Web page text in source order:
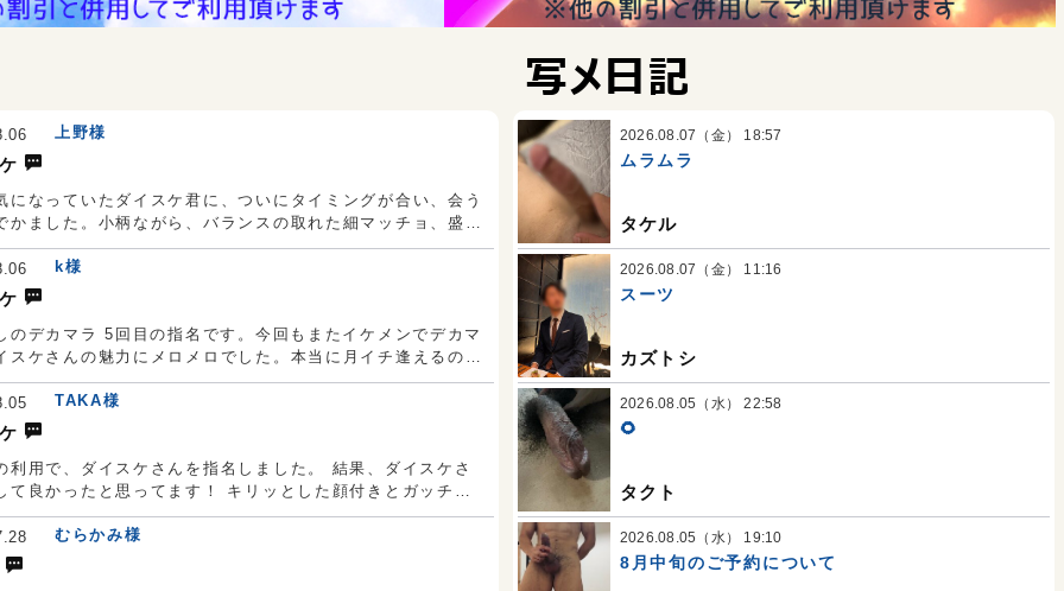
上野様
になっていたダイスケ君に、ついにタイミングが合い、会う
かました。小柄ながら、バランスの取れた細マッチョ、盛り
大胸筋と大臀筋、きれいなシックスパック、スーツが似合う
ン、人柄が良く社会人らしい言葉使い、もうこれ以上いうこ
たです。 我慢汁（プレカム）が出続け先端はぐしょぐし
は濃厚な精液をシックスパックにぶちまけてくれ、大興奮
また、お願いします。
k様
のデカマラ 5回目の指名です。今回もまたイケメンでデカマ
スケさんの魅力にメロメロでした。本当に月イチ逢えるのが
なってます。 お互い攻め合いも凄く気持ち良かったです
マラですが、丁寧にほぐしてから挿入してくれるので、毎回
ないですし、気持ち良すぎです。 また来月も指名しますの
しくお願いします。
TAKA様
利用で、ダイスケさんを指名しました。 結果、ダイスケさ
て良かったと思ってます！ キリッとした顔付きとガッチリ
体。正統派イケメンという感じ。 このサイズ久しぶりにか
というくらいのデカマラでしたw 挿れる時も痛みなどなく、
なと思いました。 楽しくエロい時間ありがとうございまし
むらかみ様
写メ日記
2026.08.07（金） 18:57
ムラムラ
タケル
2026.08.07（金） 11:16
スーツ
カズトシ
2026.08.05（水） 22:58
🌻
タクト
2026.08.05（水） 19:10
8月中旬のご予約について
ト
P.17
レン タクト
T.186 W.68 P.17.5
ヒロ